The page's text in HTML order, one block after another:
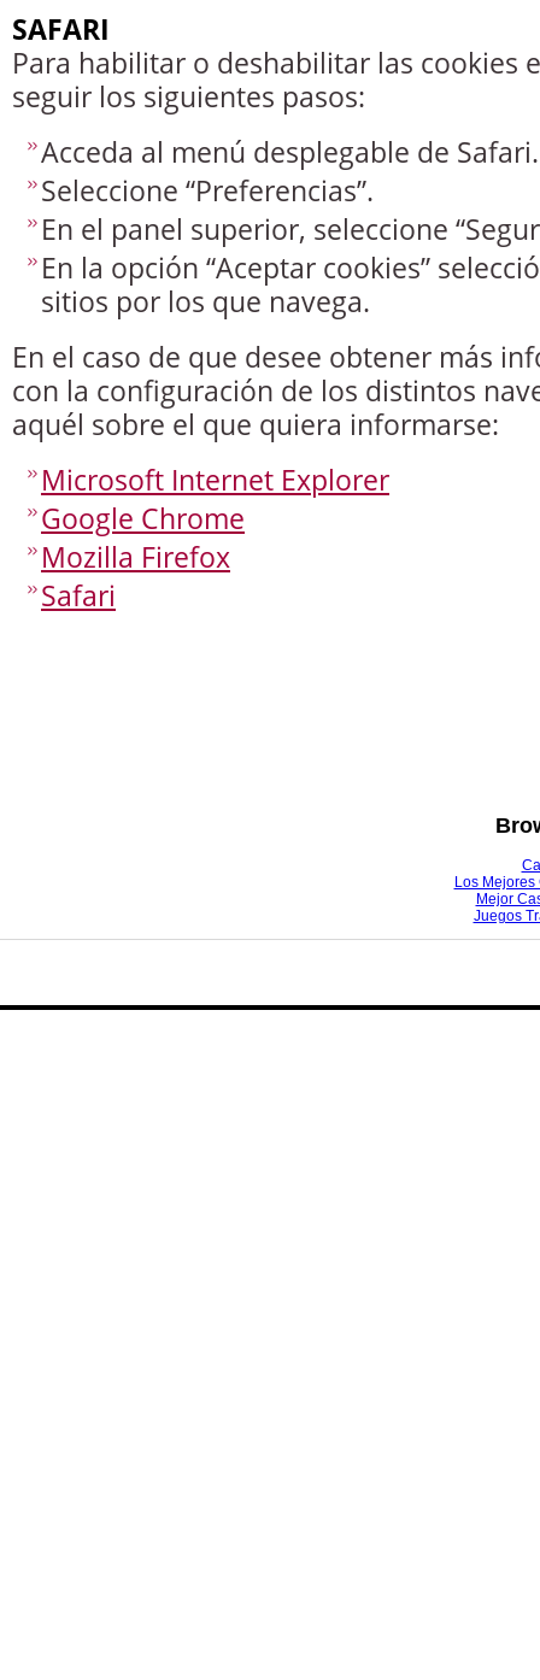
SAFARI
Para habilitar o deshabilitar las cookies
seguir los siguientes pasos:
Acceda al menú desplegable de Safari.
Seleccione “Preferencias”.
En el panel superior, seleccione
En la opción “Aceptar cookies”
sitios por los que navega.
En el caso de que desee obtener más
con la configuración de los distintos
aquél sobre el que quiera informarse:
Microsoft Internet Explorer
Google Chrome
Mozilla Firefox
Safari
Los Mejores
Mejor
Juegos